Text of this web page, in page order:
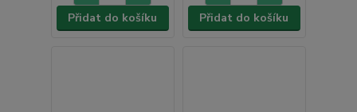
Přidat do košíku Přidat do košíku